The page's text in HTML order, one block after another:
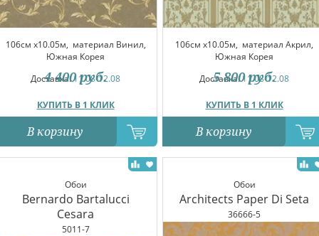
106см x10.05м, материал Винил,
Южная Корея
Доставка:11.08-12.08
КУПИТЬ В 1 КЛИК
4 400 руб.
В корзину
106см x10.05м, материал Акрил,
Южная Корея
Доставка:11.08-12.08
КУПИТЬ В 1 КЛИК
5 800 руб.
В корзину
Обои
Bernardo Bartalucci
Cesara
5011-7
Обои
Architects Paper Di Seta
36666-5